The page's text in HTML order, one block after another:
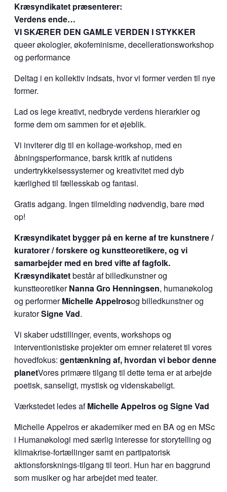
Kræsyndikatet præsenterer:
Verdens ende…
VI SKÆRER DEN GAMLE VERDEN I STYKKER
queer økologier, økofeminisme, decellerationsworkshop
og performance
Deltag i en kollektiv indsats, hvor vi former verden til nye
former.
Lad os lege kreativt, nedbryde verdens hierarkier og
forme dem om sammen for et øjeblik.
Vi inviterer dig til en kollage-workshop, med en
åbningsperformance, barsk kritik af nutidens
undertrykkelsessystemer og kreativitet med dyb
kærlighed til fællesskab og fantasi.
Gratis adgang. Ingen tilmelding nødvendig, bare mød
op!
Kræsyndikatet bygger på en kerne af tre kunstnere /
kuratorer / forskere og kunstteoretikere, og vi
samarbejder med en bred vifte af fagfolk.
Kræsyndikatetbestår af billedkunstner og
kunstteoretikerNanna Gro Henningsen, humanøkolog
og performerMichelle Appelrosog billedkunstner og
kuratorSigne Vad.
Vi skaber udstillinger, events, workshops og
interventionistiske projekter om emner relateret til vores
hovedfokus:gentænkning af, hvordan vi bebor denne
planetVores primære tilgang til dette tema er at arbejde
poetisk, sanseligt, mystisk og videnskabeligt.
Værkstedet ledes afMichelle Appelros og Signe Vad
Michelle Appelros er akademiker med en BA og en MSc
i Humanøkologi med særlig interesse for storytelling og
klimakrise-fortællinger samt en partipatorisk
aktionsforsknings-tilgang til teori. Hun har en baggrund
som musiker og har arbejdet med teater.